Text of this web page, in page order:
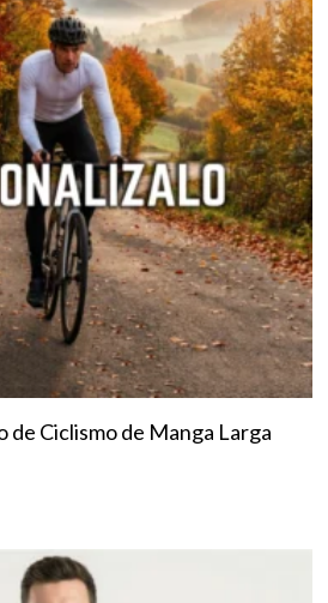
de Ciclismo de Manga Larga